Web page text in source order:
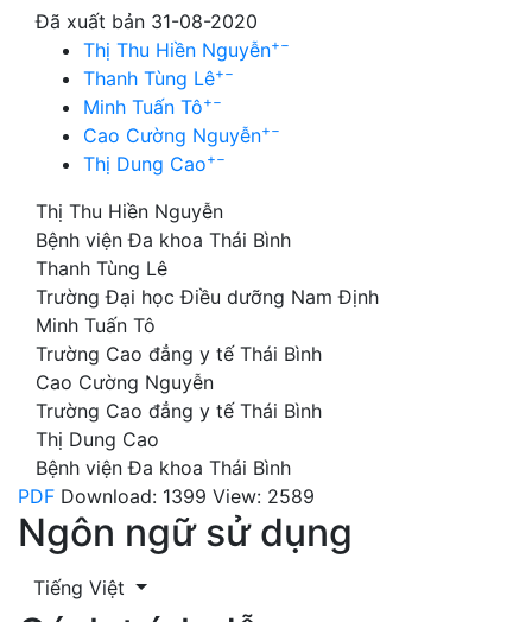
Đã xuất bản 31-08-2020
Thị Thu Hiền Nguyễn+−
Thanh Tùng Lê+−
Minh Tuấn Tô+−
Cao Cường Nguyễn+−
Thị Dung Cao+−
Thị Thu Hiền Nguyễn
Bệnh viện Đa khoa Thái Bình
Thanh Tùng Lê
Trường Đại học Điều dưỡng Nam Định
Minh Tuấn Tô
Trường Cao đẳng y tế Thái Bình
Cao Cường Nguyễn
Trường Cao đẳng y tế Thái Bình
Thị Dung Cao
Bệnh viện Đa khoa Thái Bình
PDF Download: 1399 View: 2589
Ngôn ngữ sử dụng
Tiếng Việt